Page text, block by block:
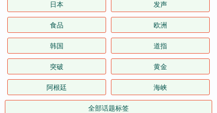
日本 发声
食品 欧洲
韩国 道指
突破 黄金
阿根廷 海峡
全部话题标签